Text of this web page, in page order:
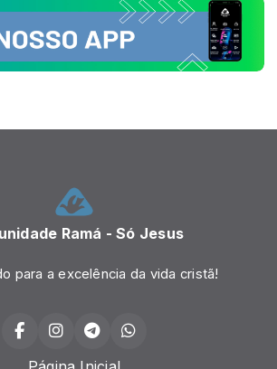
Ramá - Só Jesus
para a excelência da vida cristã!